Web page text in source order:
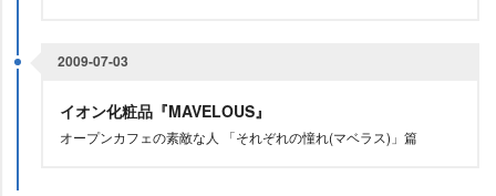
2009-07-03
イオン化粧品『MAVELOUS』
オープンカフェの素敵な人 「それぞれの憧れ(マベラス)」篇